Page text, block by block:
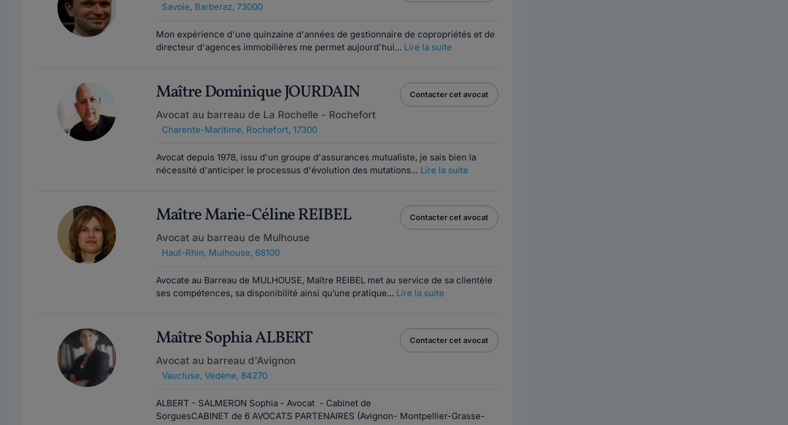
Savoie, Barberaz, 73000
Mon expérience d'une quinzaine d'années de gestionnaire de copropriétés et de
directeur d'agences immobilières me permet aujourd'hui... Lire la suite
Maître Dominique JOURDAIN
Avocat au barreau de La Rochelle - Rochefort
Charente-Maritime, Rochefort, 17300
Contacter cet avocat
Avocat depuis 1978, issu d'un groupe d'assurances mutualiste, je sais bien la
nécessité d'anticiper le processus d'évolution des mutations... Lire la suite
Maître Marie-Céline REIBEL
Avocat au barreau de Mulhouse
Haut-Rhin, Mulhouse, 68100
Contacter cet avocat
Avocate au Barreau de MULHOUSE, Maître REIBEL met au service de sa clientèle
ses compétences, sa disponibilité ainsi qu’une pratique... Lire la suite
Maître Sophia ALBERT
Avocat au barreau d'Avignon
Vaucluse, Vedène, 84270
Contacter cet avocat
ALBERT - SALMERON Sophia - Avocat - Cabinet de
SorguesCABINET de 6 AVOCATS PARTENAIRES (Avignon- Montpellier-Grasse-